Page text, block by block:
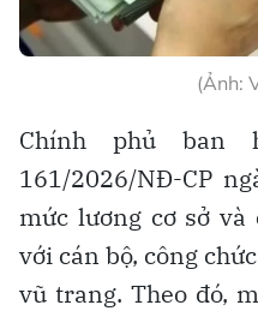
(Ảnh:
Chính phủ ban
161/2026/NĐ-CP
mức lương cơ sở
với cán bộ, công
vũ trang. Theo đó,